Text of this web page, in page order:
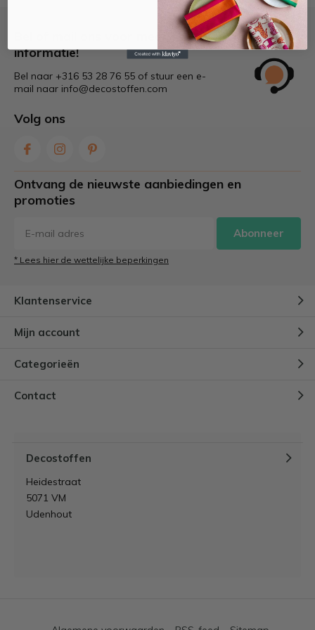
informatie!
Bel naar +316 53 28 76 55 of stuur een e-
mail naar info@decostoffen.com
Volg ons
Ontvang de nieuwste aanbiedingen en
promoties
Abonneer
* Lees hier de wettelijke beperkingen
Klantenservice
Mijn account
Categorieën
Contact
Decostoffen
Heidestraat
5071 VM
Udenhout